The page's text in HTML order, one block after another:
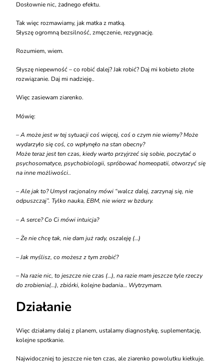
Dosłownie nic, żadnego efektu.
Tak więc rozmawiamy, jak matka z matką.
Słyszę ogromną bezsilność, zmęczenie, rezygnację.
Rozumiem, wiem.
Słyszę niepewność – co robić dalej? Jak robić? Daj mi kobieto złote
rozwiązanie. Daj mi nadzieję..
Więc zasiewam ziarenko.
Mówię:
– A może jest w tej sytuacji coś więcej, coś o czym nie wiemy? Może
wydarzyło się coś, co wpłynęło na stan obecny?
Może teraz jest ten czas, kiedy warto przyjrzeć się sobie, poczytać o
psychosomatyce, psychobiologii, spróbować homeopatii, otworzyć się
na inne możliwości..
– Ale jak to? Umysł racjonalny mówi “walcz dalej, zarzynaj się, nie
odpuszczaj”. Tylko nauka, EBM, nie wierz w bzdury.
– A serce? Co Ci mówi intuicja?
– Że nie chcę tak, nie dam już rady, oszaleję (…)
– Jak myślisz, co możesz z tym zrobić?
– Na razie nic, to jeszcze nie czas (…), na razie mam jeszcze tyle rzeczy
do zrobienia(…), zbiórki, kolejne badania… Wytrzymam.
Działanie
Więc działamy dalej z planem, ustalamy diagnostykę, suplementację,
kolejne spotkanie.
Najwidoczniej to jeszcze nie ten czas, ale ziarenko powolutku kiełkuje.